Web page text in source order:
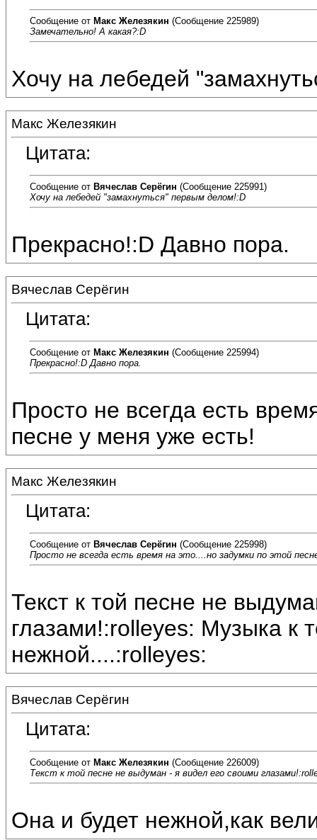
Сообщение от Макс Железякин (Сообщение 225989)
Замечательно! А какая?:D
Хочу на лебедей
Макс Железякин
Цитата:
Сообщение от Вячеслав Серёгин (Сообщение 225991)
Хочу на лебедей "замахнуться" первым делом!:D
Прекрасно!:D Давно пора.
Вячеслав Серёгин
Цитата:
Сообщение от Макс Железякин (Сообщение 225994)
Прекрасно!:D Давно пора.
Просто не всегда есть
песне у меня уже есть!
Макс Железякин
Цитата:
Сообщение от Вячеслав Серёгин (Сообщение 225998)
Просто не всегда есть время на это....но задумки по этой
Текст к той песне не
глазами!:rolleyes: Музыка к
нежной....:rolleyes:
Вячеслав Серёгин
Цитата:
Сообщение от Макс Железякин (Сообщение 226009)
Текст к той песне не выдуман - я видел его своими
Она и будет нежной,как